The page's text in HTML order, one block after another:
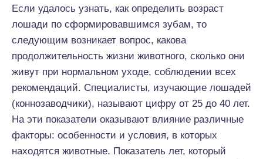
Если удалось узнать, как определить возраст
лошади по сформировавшимся зубам, то
следующим возникает вопрос, какова
продолжительность жизни животного, сколько они
живут при нормальном уходе, соблюдении всех
рекомендаций. Специалисты, изучающие лошадей
(коннозаводчики), называют цифру от 25 до 40 лет.
На эти показатели оказывают влияние различные
факторы: особенности и условия, в которых
находятся животные. Показатель лет, который